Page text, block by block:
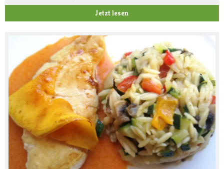
Jetzt lesen